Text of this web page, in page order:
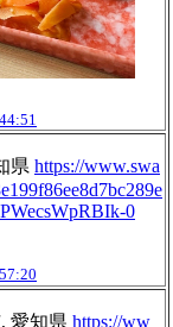
県 https://www.swa
e199f86ee8d7bc289e
0
愛知県 https://ww